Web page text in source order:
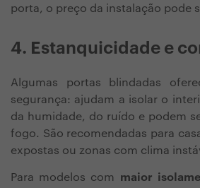
porta, o preço da instalação pode
4. Estanquicidade e
Algumas portas blindadas
segurança: ajudam a isolar o
da humidade, do ruído e podem
fogo. São recomendadas para
expostas ou zonas com clima
Para modelos com maior